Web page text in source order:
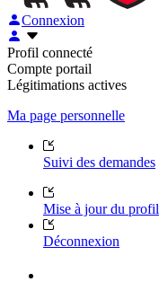
Connexion
Profil connecté
Compte portail
Légitimations actives
Ma page personnelle
Suivi des demandes
Mise à jour du profil
Déconnexion